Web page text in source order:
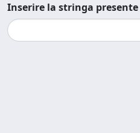
Inserire la stringa